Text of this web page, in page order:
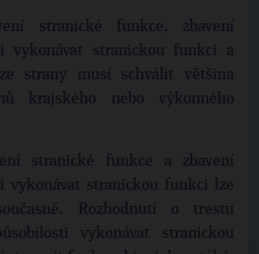
stranické funkce, zbavení
vykonávat stranickou funkci a
strany musí schválit většina
krajského nebo výkonného
stranické funkce a zbavení
vykonávat stranickou funkci lze
Rozhodnutí o trestu
vykonávat stranickou